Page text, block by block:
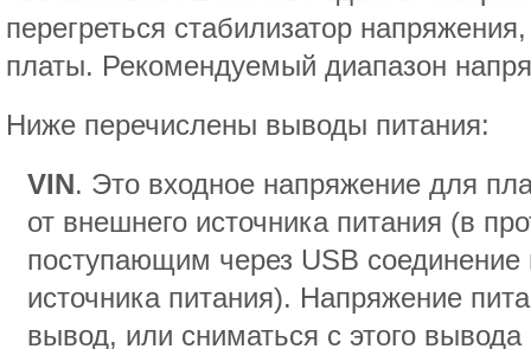
перегреться стабилизатор
платы. Рекомендуемый диапазон
Ниже перечислены выводы питания:
VIN. Это входное напряжение для
от внешнего источника питания (в
поступающим через USB соединение
источника питания). Напряжение
вывод, или сниматься с этого